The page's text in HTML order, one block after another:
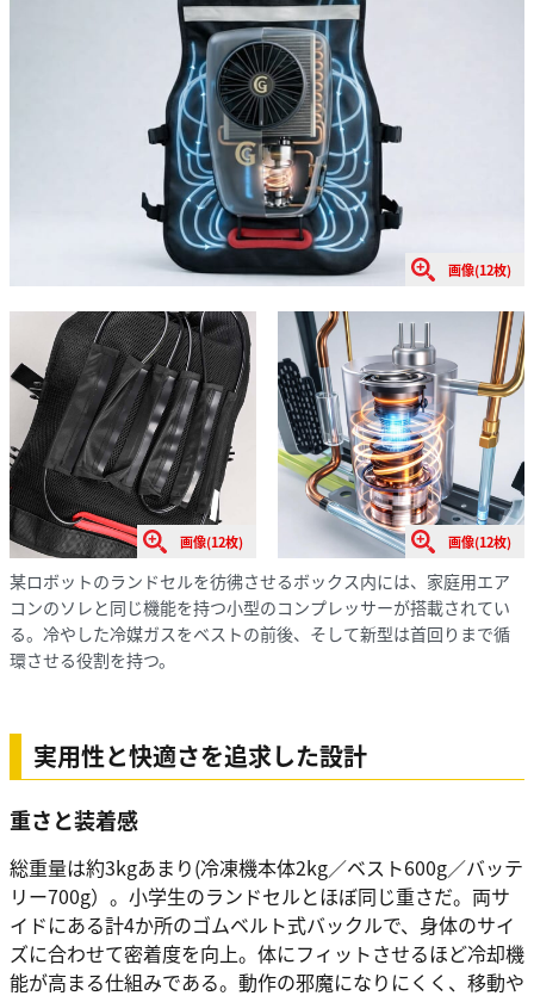
画像(12枚)
画像(12枚) 画像(12枚)
某ロボットのランドセルを彷彿させるボックス内には、家庭用エア
コンのソレと同じ機能を持つ小型のコンプレッサーが搭載されてい
る。冷やした冷媒ガスをベストの前後、そして新型は首回りまで循
環させる役割を持つ。
実用性と快適さを追求した設計
重さと装着感
総重量は約3kgあまり(冷凍機本体2kg／ベスト600g／バッテ
リー700g）。小学生のランドセルとほぼ同じ重さだ。両サ
イドにある計4か所のゴムベルト式バックルで、身体のサイ
ズに合わせて密着度を向上。体にフィットさせるほど冷却機
能が高まる仕組みである。動作の邪魔になりにくく、移動や